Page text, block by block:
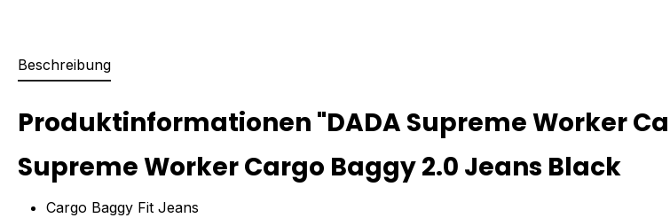
Beschreibung
Produktinformationen "DADA Supreme Worker
Supreme Worker Cargo Baggy 2.0 Jeans Black
Cargo Baggy Fit Jeans